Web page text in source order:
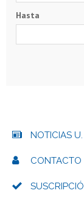
Hasta
NOTICIAS
CONTACTO